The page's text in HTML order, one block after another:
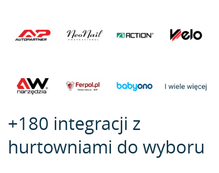
+180 integracji z
hurtowniami do wyboru